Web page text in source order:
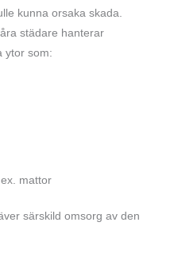
kunna orsaka skada.
städare hanterar
ytor som:
mattor
särskild omsorg av den